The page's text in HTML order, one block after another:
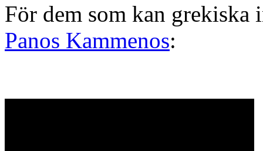
För dem som kan grekiska
Panos Kammenos: